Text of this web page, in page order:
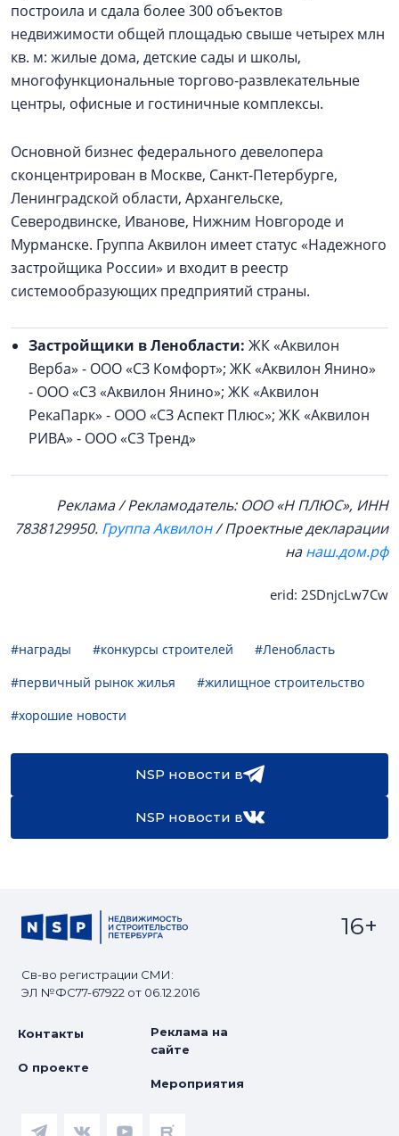
построила и сдала более 300 объектов
недвижимости общей площадью свыше четырех млн
кв. м: жилые дома, детские сады и школы,
многофункциональные торгово-развлекательные
центры, офисные и гостиничные комплексы.
Основной бизнес федерального девелопера
сконцентрирован в Москве, Санкт-Петербурге,
Ленинградской области, Архангельске,
Северодвинске, Иванове, Нижним Новгороде и
Мурманске. Группа Аквилон имеет статус «Надежного
застройщика России» и входит в реестр
системообразующих предприятий страны.
Застройщики в Ленобласти: ЖК «Аквилон
Верба» - ООО «СЗ Комфорт»; ЖК «Аквилон Янино»
- ООО «СЗ «Аквилон Янино»; ЖК «Аквилон
РекаПарк» - ООО «СЗ Аспект Плюс»; ЖК «Аквилон
РИВА» - ООО «СЗ Тренд»
Реклама / Рекламодатель: ООО «Н ПЛЮС», ИНН
7838129950. Группа Аквилон/ Проектные декларации
нанаш.дом.рф
erid: 2SDnjcLw7Cw
#награды #конкурсы строителей
#Ленобласть
#первичный рынок жилья
#жилищное строительство
#хорошие новости
NSP новости в
NSP новости в
Св-во регистрации СМИ:
ЭЛ №ФС77-67922 от 06.12.2016
16+
Контакты
О проекте
Реклама на
сайте
Мероприятия